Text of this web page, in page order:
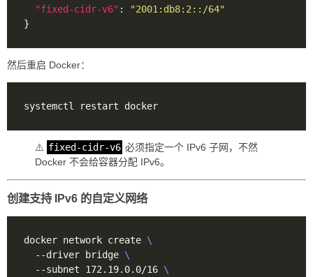
"fixed-cidr-v6" :
"2001:db8:2::/64"
然后重启 Docker：
⚠️ fixed-cidr-v6 必须指定一个 IPv6 子网，不然
Docker 不会给容器分配 IPv6。
创建支持 IPv6 的自定义网络
docker network create
  --driver bridge
  --subnet 172.19.0.0/16